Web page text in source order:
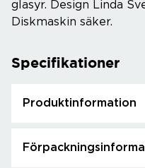
glasyr. Design Linda
Diskmaskin säker.
Specifikationer
Produktinformation